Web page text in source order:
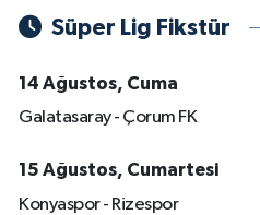
Süper Lig Fikstür
14 Ağustos, Cuma
Galatasaray - Çorum FK
15 Ağustos, Cumartesi
Konyaspor - Rizespor